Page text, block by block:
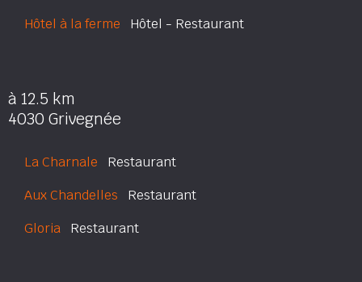
Hôtel à la ferme Hôtel - Restaurant
à 12.5 km
4030 Grivegnée
La Charnale Restaurant
Aux Chandelles Restaurant
Gloria Restaurant